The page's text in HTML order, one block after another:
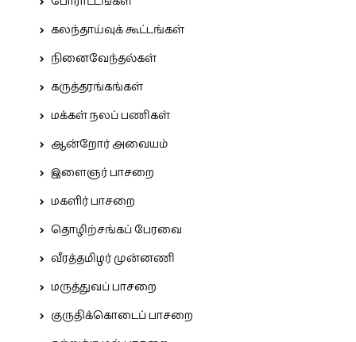
கலந்தாய்வுக் கூட்டங்கள்
நினைவேந்தல்கள்
கருத்தரங்கங்கள்
மக்கள் நலப் பணிகள்
ஆன்றோர் அவையம்
இளைஞர் பாசறை
மகளிர் பாசறை
தொழிற்சங்கப் பேரவை
வீரத்தமிழர் முன்னணி
மருத்துவப் பாசறை
குருதிக்கொடைப் பாசறை